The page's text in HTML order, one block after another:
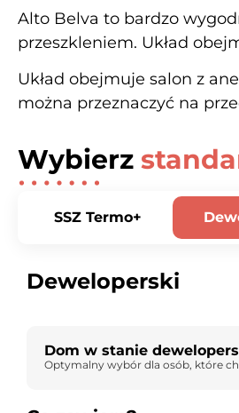
Alto Belva to bardzo
przeszkleniem. Układ
Układ obejmuje salon z
można przeznaczyć na
Wybierz
SSZ Termo+
Deweloperski
Dom w stanie
Optymalny wybór dla osób, które